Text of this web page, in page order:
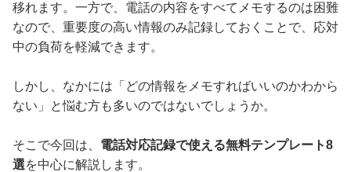
移れます。一方で、電話の内容をすべてメモするのは困難
なので、重要度の高い情報のみ記録しておくことで、応対
中の負荷を軽減できます。
しかし、なかには「どの情報をメモすればいいのかわから
ない」と悩む方も多いのではないでしょうか。
そこで今回は、 電話対応記録で使える無料テンプレート8
選を中心に解説します。